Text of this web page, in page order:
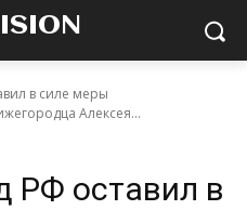
в силе меры
Алексея...
РФ оставил в